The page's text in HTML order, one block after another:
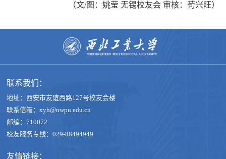
（文/图：姚莹 无锡校友会 审核：苟兴旺）
联系我们：
地址：西安市友谊西路127号校友会楼
联系信箱：xyh@nwpu.edu.cn
邮编：710072
校友服务专线：029-88494949
友情链接：